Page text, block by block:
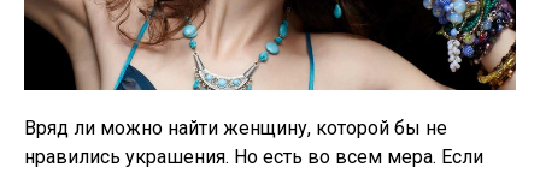
Вряд ли можно найти женщину, которой бы не
нравились украшения. Но есть во всем мера. Если